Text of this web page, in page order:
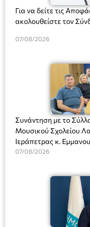
Για να δείτε τις
ακολουθείστε τον
07/08/2026
Συνάντηση με το
Μουσικού Σχολείου
Ιεράπετρας κ.
Διευθύντριας του
07/08/2026